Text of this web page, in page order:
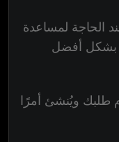
الحاجة لمساعدة
طلبك ويُنشئ أمرًا